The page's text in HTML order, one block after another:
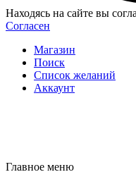
Находясь на сайте вы
Согласен
Магазин
Поиск
Список желаний
Аккаунт
Главное меню